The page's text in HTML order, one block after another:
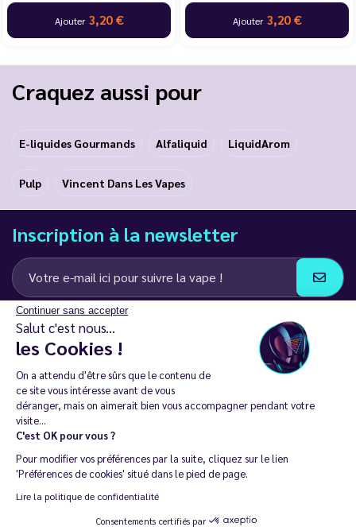
Continuer sans accepter
Salut c'est nous...
les Cookies !
On a attendu d'être sûrs que le contenu de
ce site vous intéresse avant de vous
déranger, mais on aimerait bien vous accompagner pendant votre
visite...
C'est OK pour vous ?
Pour modifier vos préférences par la suite, cliquez sur le lien
'Préférences de cookies' situé dans le pied de page.
Lire la politique de confidentialité
Consentements certifiés par
Ajouter 3,20 € Ajouter 3,20 €
Craquez aussi pour
E-liquides Gourmands Alfaliquid LiquidArom
Pulp Vincent Dans Les Vapes
Inscription à la newsletter
J’accepte de recevoir des communications e-mail et SMS de la part de
LD Groupe
Restez en contact
La vente de cigarette électronique est interdite chez les moins de
18 ans. 🔞
Copyright © 2014 - 2026 Le Vapoteur Discount - Tous droits